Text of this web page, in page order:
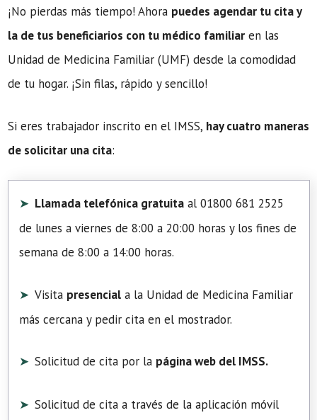
¡No pierdas más tiempo! Ahora puedes agendar tu cita y
la de tus beneficiarios con tu médico familiar en las
Unidad de Medicina Familiar (UMF) desde la comodidad
de tu hogar. ¡Sin filas, rápido y sencillo!
Si eres trabajador inscrito en el IMSS, hay cuatro maneras
de solicitar una cita:
Llamada telefónica gratuita al 01800 681 2525
de lunes a viernes de 8:00 a 20:00 horas y los fines de
semana de 8:00 a 14:00 horas.
Visita presencial a la Unidad de Medicina Familiar
más cercana y pedir cita en el mostrador.
Solicitud de cita por la página web del IMSS.
Solicitud de cita a través de la aplicación móvil